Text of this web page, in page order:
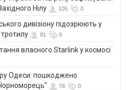
Нілу
105 0
дивізіону підозрюють у
81 0
власного Starlink у космосі
Одеси: пошкоджено
76 0